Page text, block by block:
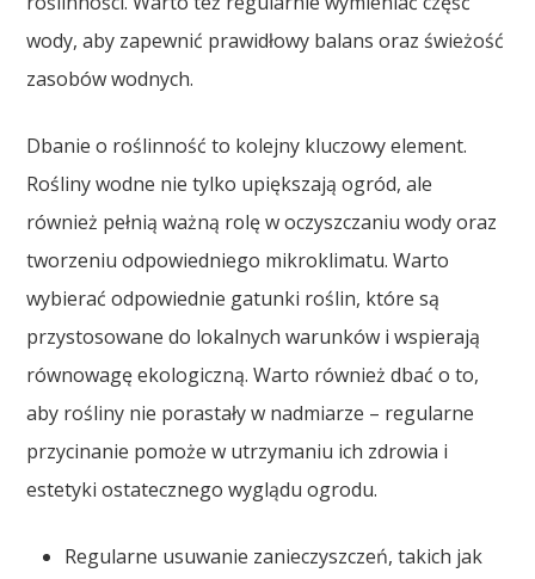
wody, aby zapewnić prawidłowy balans oraz świeżość
zasobów wodnych.
Dbanie o roślinność to kolejny kluczowy element.
Rośliny wodne nie tylko upiększają ogród, ale
również pełnią ważną rolę w oczyszczaniu wody oraz
tworzeniu odpowiedniego mikroklimatu. Warto
wybierać odpowiednie gatunki roślin, które są
przystosowane do lokalnych warunków i wspierają
równowagę ekologiczną. Warto również dbać o to,
aby rośliny nie porastały w nadmiarze – regularne
przycinanie pomoże w utrzymaniu ich zdrowia i
estetyki ostatecznego wyglądu ogrodu.
Regularne usuwanie zanieczyszczeń, takich jak